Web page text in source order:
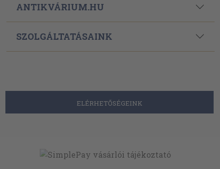
ANTIKVÁRIUM.HU
SZOLGÁLTATÁSAINK
ELÉRHETŐSÉGEINK